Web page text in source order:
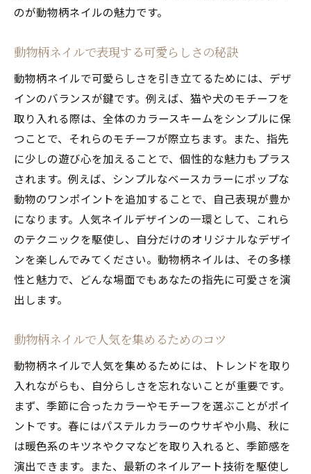
のが動物柄ネイルの魅力です。
動物柄ネイルで表現する可愛らしさの秘訣
動物柄ネイルで可愛らしさを引き立てるためには、デザ
インのバランスが鍵です。例えば、猫や犬のモチーフを
取り入れる際は、全体のカラースキームをシンプルに保
つことで、それらのモチーフが際立ちます。また、指先
に少しの遊び心を加えることで、個性的な魅力もプラス
されます。例えば、シンプルなベースカラーにポップな
動物のワンポイントを追加することで、自己表現が豊か
になります。人気ネイルデザインの一環として、これら
のテクニックを駆使し、自分だけのオリジナルなデザイ
ンを楽しんでみてください。動物柄ネイルは、その多様
性と魅力で、どんな場面でもあなたの指先に可愛さを演
出します。
動物柄ネイルで人気を集めるためのコツ
動物柄ネイルで人気を集めるためには、トレンドを取り
入れながらも、自分らしさを忘れないことが重要です。
まず、季節に合ったカラーやモチーフを選ぶことがポイ
ントです。春にはパステルカラーのウサギや小鳥、秋に
は暖色系のキツネやクマなどを取り入れると、季節感を
演出できます。また、最新のネイルアート技術を駆使し